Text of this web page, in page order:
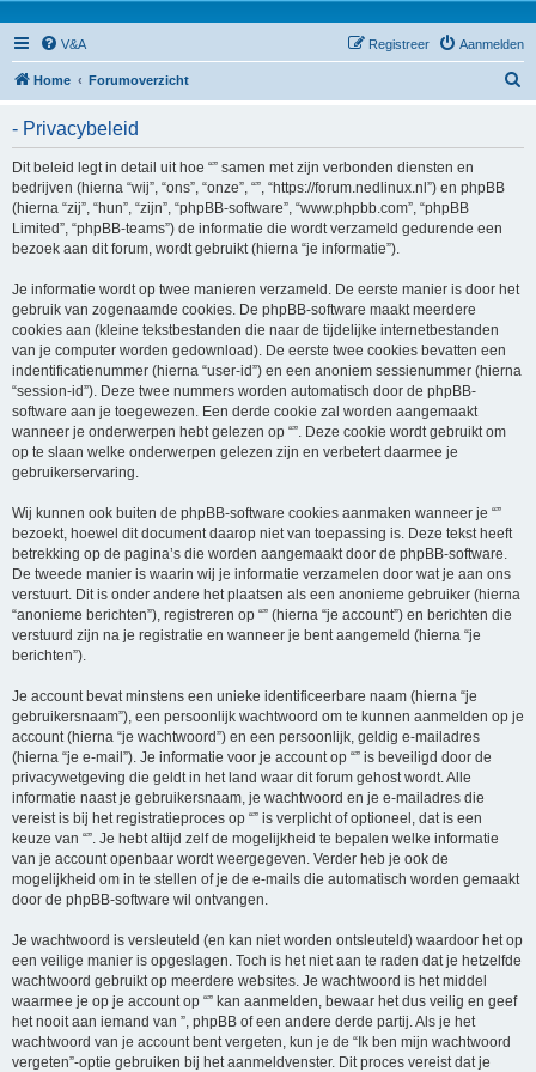
V&A Aanmelden
Registreer
Home Forumoverzicht
- Privacybeleid
Dit beleid legt in detail uit hoe “” samen met zijn verbonden diensten en
bedrijven (hierna “wij”, “ons”, “onze”, “”, “https://forum.nedlinux.nl”) en phpBB
(hierna “zij”, “hun”, “zijn”, “phpBB-software”, “www.phpbb.com”, “phpBB
Limited”, “phpBB-teams”) de informatie die wordt verzameld gedurende een
bezoek aan dit forum, wordt gebruikt (hierna “je informatie”).
Je informatie wordt op twee manieren verzameld. De eerste manier is door het
gebruik van zogenaamde cookies. De phpBB-software maakt meerdere
cookies aan (kleine tekstbestanden die naar de tijdelijke internetbestanden
van je computer worden gedownload). De eerste twee cookies bevatten een
indentificatienummer (hierna “user-id”) en een anoniem sessienummer (hierna
“session-id”). Deze twee nummers worden automatisch door de phpBB-
software aan je toegewezen. Een derde cookie zal worden aangemaakt
wanneer je onderwerpen hebt gelezen op “”. Deze cookie wordt gebruikt om
op te slaan welke onderwerpen gelezen zijn en verbetert daarmee je
gebruikerservaring.
Wij kunnen ook buiten de phpBB-software cookies aanmaken wanneer je “”
bezoekt, hoewel dit document daarop niet van toepassing is. Deze tekst heeft
betrekking op de pagina’s die worden aangemaakt door de phpBB-software.
De tweede manier is waarin wij je informatie verzamelen door wat je aan ons
verstuurt. Dit is onder andere het plaatsen als een anonieme gebruiker (hierna
“anonieme berichten”), registreren op “” (hierna “je account”) en berichten die
verstuurd zijn na je registratie en wanneer je bent aangemeld (hierna “je
berichten”).
Je account bevat minstens een unieke identificeerbare naam (hierna “je
gebruikersnaam”), een persoonlijk wachtwoord om te kunnen aanmelden op je
account (hierna “je wachtwoord”) en een persoonlijk, geldig e-mailadres
(hierna “je e-mail”). Je informatie voor je account op “” is beveiligd door de
privacywetgeving die geldt in het land waar dit forum gehost wordt. Alle
informatie naast je gebruikersnaam, je wachtwoord en je e-mailadres die
vereist is bij het registratieproces op “” is verplicht of optioneel, dat is een
keuze van “”. Je hebt altijd zelf de mogelijkheid te bepalen welke informatie
van je account openbaar wordt weergegeven. Verder heb je ook de
mogelijkheid om in te stellen of je de e-mails die automatisch worden gemaakt
door de phpBB-software wil ontvangen.
Je wachtwoord is versleuteld (en kan niet worden ontsleuteld) waardoor het op
een veilige manier is opgeslagen. Toch is het niet aan te raden dat je hetzelfde
wachtwoord gebruikt op meerdere websites. Je wachtwoord is het middel
waarmee je op je account op “” kan aanmelden, bewaar het dus veilig en geef
het nooit aan iemand van ”, phpBB of een andere derde partij. Als je het
wachtwoord van je account bent vergeten, kun je de “Ik ben mijn wachtwoord
vergeten”-optie gebruiken bij het aanmeldvenster. Dit proces vereist dat je